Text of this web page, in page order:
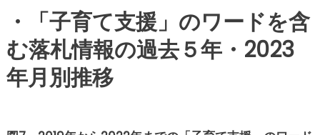
・「子育て支援」のワードを含
む落札情報の過去５年・2023
年月別推移